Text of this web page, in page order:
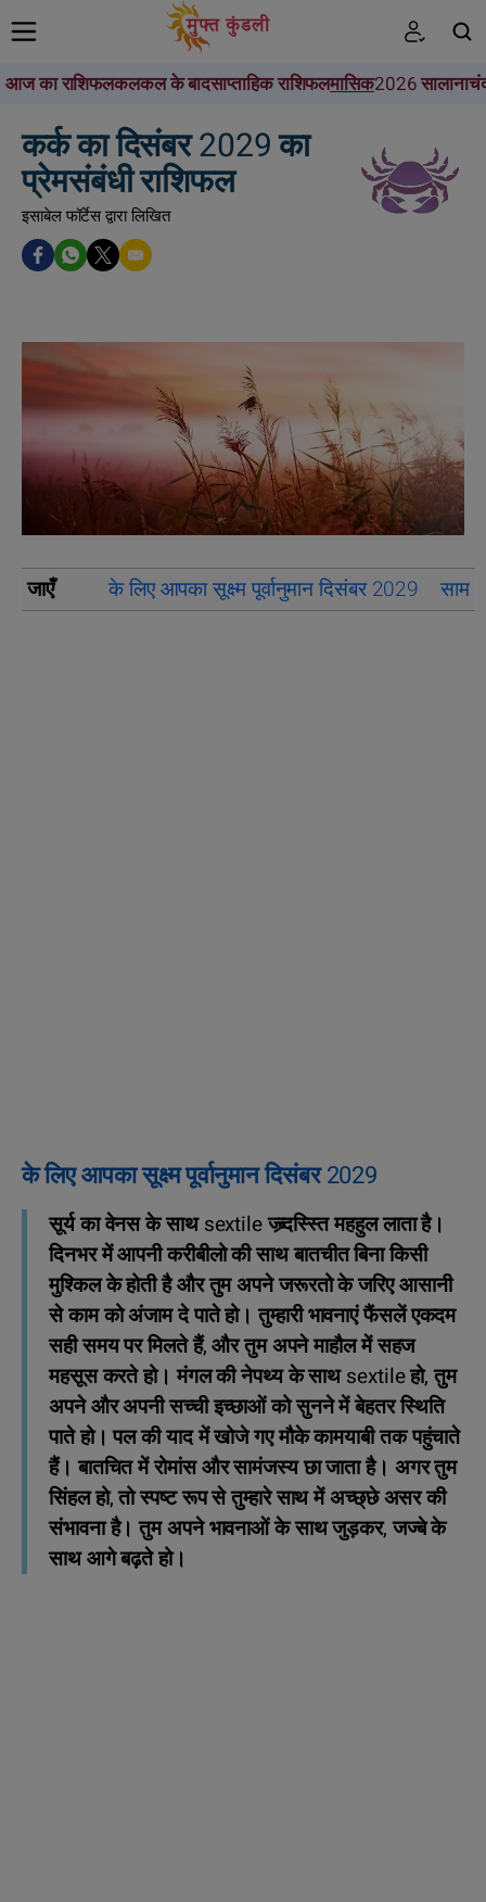
आज का राशिफलकलकल के बादसाप्ताहिक राशिफलमासिक2026 सालाना
कर्क का दिसंबर 2029 का
प्रेमसंबंधी राशिफल
इसाबेल फॉर्टेस द्वारा लिखित
जाएँ के लिए आपका सूक्ष्म पूर्वानुमान दिसंबर 2029
के लिए आपका सूक्ष्म पूर्वानुमान दिसंबर 2029
सूर्य का वेनस के साथ sextile ज्ब्र्दस्स्ति महहुल लाता है।
दिनभर में आपनी करीबीलो की साथ बातचीत बिना किसी
मुश्किल के होती है और तुम अपने जरूरतो के जरिए आसानी
से काम को अंजाम दे पाते हो। तुम्‍हारी भावनाएं फैंसलें एकदम
सही समय पर मिलते हैं, और तुम अपने माहौल में सहज
महसूस करते हो। मंगल की नेपथ्य के साथ sextile हो, तुम
अपने और अपनी सच्ची इच्छाओं को सुनने में बेहतर स्थिति
पाते हो। पल की याद में खोजे गए मौके कामयाबी तक पहुंचाते
हैं। बातचित में रोमांस और सामंजस्य छा जाता है। अगर तुम
सिंहल हो, तो स्पष्‍ट रूप से तुम्हारे साथ में अच्छ्‍छे असर की
संभावना है। तुम अपने भावनाओं के साथ जुड़कर, जज्बे के
साथ आगे बढ़ते हो।